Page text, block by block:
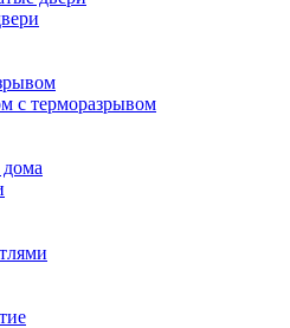
с терморазрывом
дома